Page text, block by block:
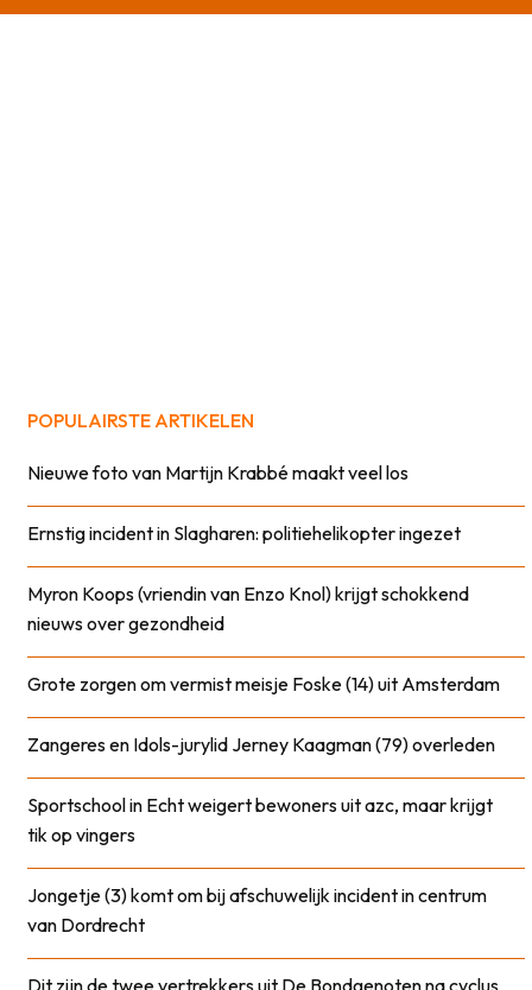
POPULAIRSTE ARTIKELEN
Nieuwe foto van Martijn Krabbé maakt veel los
Ernstig incident in Slagharen: politiehelikopter ingezet
Myron Koops (vriendin van Enzo Knol) krijgt schokkend
nieuws over gezondheid
Grote zorgen om vermist meisje Foske (14) uit Amsterdam
Zangeres en Idols-jurylid Jerney Kaagman (79) overleden
Sportschool in Echt weigert bewoners uit azc, maar krijgt
tik op vingers
Jongetje (3) komt om bij afschuwelijk incident in centrum
van Dordrecht
Dit zijn de twee vertrekkers uit De Bondgenoten na cyclus